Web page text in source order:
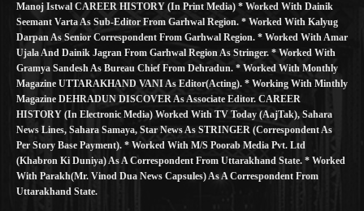
Manoj Istwal CAREER HISTORY (in Print Media) * Worked With Dainik
Seemant Varta As Sub-Editor From Garhwal Region. * Worked With Kalyug
Darpan As Senior Correspondent From Garhwal Region. * Worked With Amar
Ujala And Dainik Jagran From Garhwal Region As Stringer. * Worked With
Gramya Sandesh As Bureau Chief From Dehradun. * Worked With Monthly
Magazine UTTARAKHAND VANI As Editor(Acting). * Working With Minthly
Magazine DEHRADUN DISCOVER As Associate Editor. CAREER
HISTORY (in Electronic Media) Worked With TV Today (AajTak), Sahara
News Lines, Sahara Samaya, Star News As STRINGER (Correspondent As
Per Story Base Payment). * Worked With M/S Poorab Media Pvt. Ltd
(Khabron Ki Duniya) As A Correspondent From Uttarakhand State. * Worked
With Parakh(Mr. Vinod Dua News Capsules) As A Correspondent From
Uttarakhand State.